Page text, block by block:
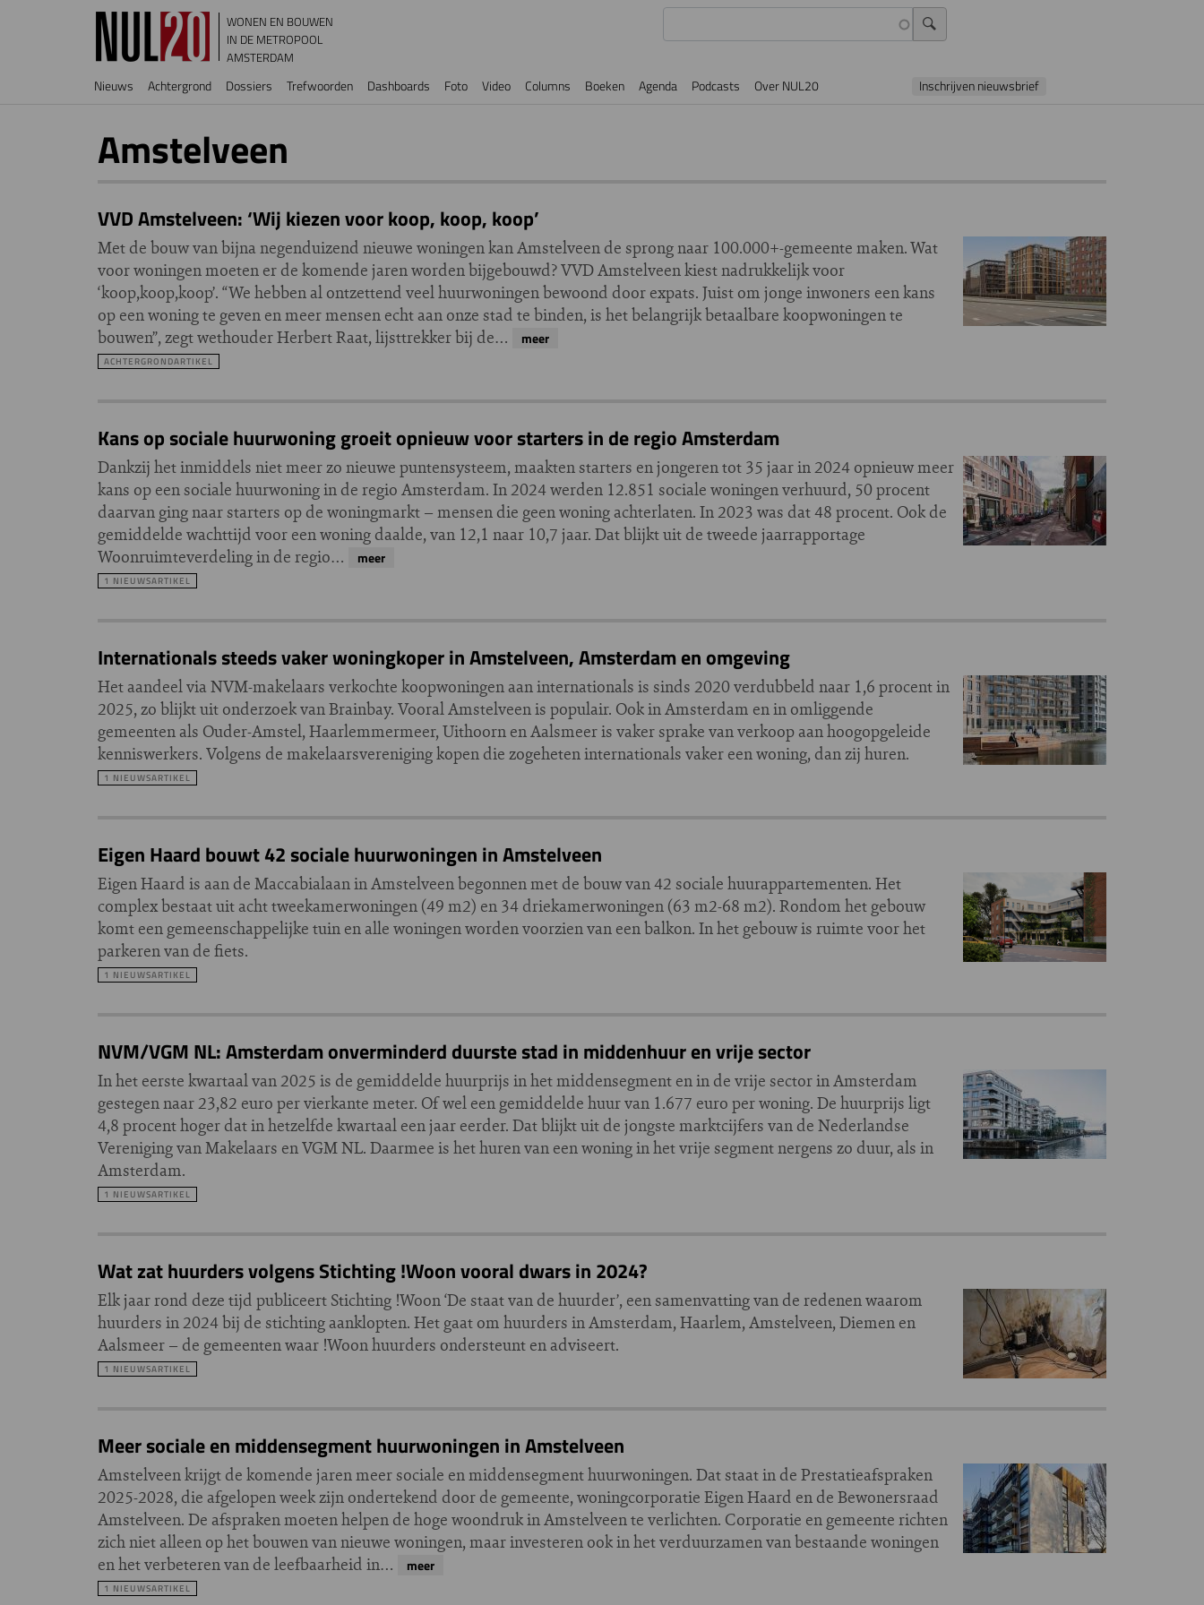
Overslaan en naar de inhoud gaan
WONEN EN BOUWEN
IN DE METROPOOL
AMSTERDAM
Hoofdnavigatie
Nieuws Achtergrond Dossiers Trefwoorden Dashboards Foto Video Columns Boeken Agenda Podcasts Over NUL20 Inschrijven nieuwsbrief
Amstelveen
VVD Amstelveen: ‘Wij kiezen voor koop, koop, koop’
Met de bouw van bijna negenduizend nieuwe woningen kan Amstelveen de sprong naar 100.000+-gemeente maken. Wat
voor woningen moeten er de komende jaren worden bijgebouwd? VVD Amstelveen kiest nadrukkelijk voor
‘koop,koop,koop’. “We hebben al ontzettend veel huurwoningen bewoond door expats. Juist om jonge inwoners een kans
op een woning te geven en meer mensen echt aan onze stad te binden, is het belangrijk betaalbare koopwoningen te
bouwen”, zegt wethouder Herbert Raat, lijsttrekker bij de…
meer
ACHTERGRONDARTIKEL
Kans op sociale huurwoning groeit opnieuw voor starters in de regio Amsterdam
Dankzij het inmiddels niet meer zo nieuwe puntensysteem, maakten starters en jongeren tot 35 jaar in 2024 opnieuw meer
kans op een sociale huurwoning in de regio Amsterdam. In 2024 werden 12.851 sociale woningen verhuurd, 50 procent
daarvan ging naar starters op de woningmarkt – mensen die geen woning achterlaten. In 2023 was dat 48 procent. Ook de
gemiddelde wachttijd voor een woning daalde, van 12,1 naar 10,7 jaar. Dat blijkt uit de tweede jaarrapportage
Woonruimteverdeling in de regio…
meer
1 NIEUWSARTIKEL
Internationals steeds vaker woningkoper in Amstelveen, Amsterdam en omgeving
Het aandeel via NVM-makelaars verkochte koopwoningen aan internationals is sinds 2020 verdubbeld naar 1,6 procent in
2025, zo blijkt uit onderzoek van Brainbay. Vooral Amstelveen is populair. Ook in Amsterdam en in omliggende
gemeenten als Ouder-Amstel, Haarlemmermeer, Uithoorn en Aalsmeer is vaker sprake van verkoop aan hoogopgeleide
kenniswerkers. Volgens de makelaarsvereniging kopen die zogeheten internationals vaker een woning, dan zij huren.
1 NIEUWSARTIKEL
Eigen Haard bouwt 42 sociale huurwoningen in Amstelveen
Eigen Haard is aan de Maccabialaan in Amstelveen begonnen met de bouw van 42 sociale huurappartementen. Het
complex bestaat uit acht tweekamerwoningen (49 m2) en 34 driekamerwoningen (63 m2-68 m2). Rondom het gebouw
komt een gemeenschappelijke tuin en alle woningen worden voorzien van een balkon. In het gebouw is ruimte voor het
parkeren van de fiets.
1 NIEUWSARTIKEL
NVM/VGM NL: Amsterdam onverminderd duurste stad in middenhuur en vrije sector
In het eerste kwartaal van 2025 is de gemiddelde huurprijs in het middensegment en in de vrije sector in Amsterdam
gestegen naar 23,82 euro per vierkante meter. Of wel een gemiddelde huur van 1.677 euro per woning. De huurprijs ligt
4,8 procent hoger dat in hetzelfde kwartaal een jaar eerder. Dat blijkt uit de jongste marktcijfers van de Nederlandse
Vereniging van Makelaars en VGM NL. Daarmee is het huren van een woning in het vrije segment nergens zo duur, als in
Amsterdam.
1 NIEUWSARTIKEL
Wat zat huurders volgens Stichting !Woon vooral dwars in 2024?
Elk jaar rond deze tijd publiceert Stichting !Woon ‘De staat van de huurder’, een samenvatting van de redenen waarom
huurders in 2024 bij de stichting aanklopten. Het gaat om huurders in Amsterdam, Haarlem, Amstelveen, Diemen en
Aalsmeer – de gemeenten waar !Woon huurders ondersteunt en adviseert.
1 NIEUWSARTIKEL
Meer sociale en middensegment huurwoningen in Amstelveen
Amstelveen krijgt de komende jaren meer sociale en middensegment huurwoningen. Dat staat in de Prestatieafspraken
2025-2028, die afgelopen week zijn ondertekend door de gemeente, woningcorporatie Eigen Haard en de Bewonersraad
Amstelveen. De afspraken moeten helpen de hoge woondruk in Amstelveen te verlichten. Corporatie en gemeente richten
zich niet alleen op het bouwen van nieuwe woningen, maar investeren ook in het verduurzamen van bestaande woningen
en het verbeteren van de leefbaarheid in…
meer
1 NIEUWSARTIKEL